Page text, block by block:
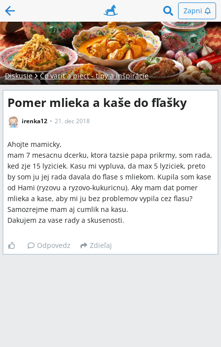
Zapni
Diskusie Čo variť a piecť - tipy a inšpirácie
Pomer mlieka a kaše do fľašky
irenka12 21. dec 2018
Ahojte mamicky,
mam 7 mesacnu dcerku, ktora tazsie papa prikrmy, som rada,
ked zje 15 lyziciek. Kasu mi vypluva, da max 5 lyziciek, preto
by som ju jej rada davala do flase s mliekom. Kupila som kase
od Hami (ryzovu a ryzovo-kukuricnu). Aky mam dat pomer
mlieka a kase, aby mi ju bez problemov vypila cez flasu?
Samozrejme mam aj cumlik na kasu.
Dakujem za vase rady a skusenosti.
Odpovedz Zdieľaj